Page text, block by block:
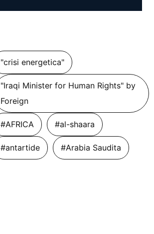
"crisi energetica"
"Iraqi Minister for Human Rights" by
Foreign
#AFRICA #al-shaara
#antartide #Arabia Saudita